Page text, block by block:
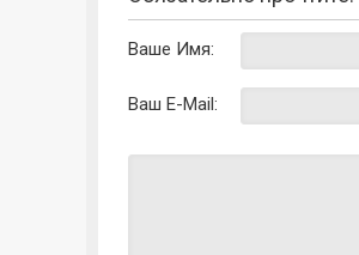
Ваше Имя:
Ваш E-Mail: